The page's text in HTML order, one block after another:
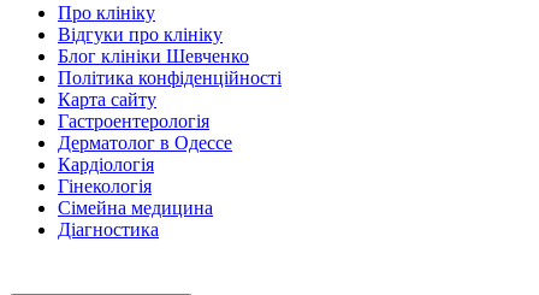
Про клініку
Відгуки про клініку
Блог клініки Шевченко
Політика конфіденційності
Карта сайту
Гастроентерологія
Дерматолог в Одессе
Кардіологія
Гінекологія
Сімейна медицина
Діагностика